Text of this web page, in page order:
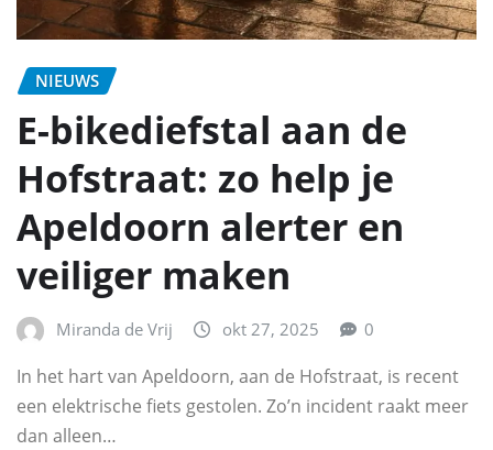
NIEUWS
E-bikediefstal aan de
Hofstraat: zo help je
Apeldoorn alerter en
veiliger maken
Miranda de Vrij okt 27, 2025 0
In het hart van Apeldoorn, aan de Hofstraat, is recent
een elektrische fiets gestolen. Zo’n incident raakt meer
dan alleen…